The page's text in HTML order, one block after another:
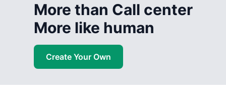
More than Call center
More like human
Create Your Own